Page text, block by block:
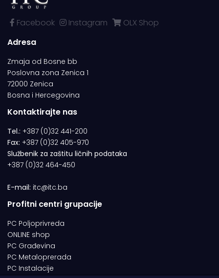
Facebook Instagram
OLX Shop
Adresa
Zmaja od Bosne bb
Poslovna zona Zenica 1
72000 Zenica
Bosna i Hercegovina
Kontaktirajte nas
Tel.: +387 (0)32 441-200
Fax: +387 (0)32 405-970
Službenik za zaštitu ličnih podataka
+387 (0)32 464-450
E-mail: itc@itc.ba
Profitni centri grupacije
PC Poljoprivreda
ONLINE shop
PC Građevina
PC Metaloprerada
PC Instalacije